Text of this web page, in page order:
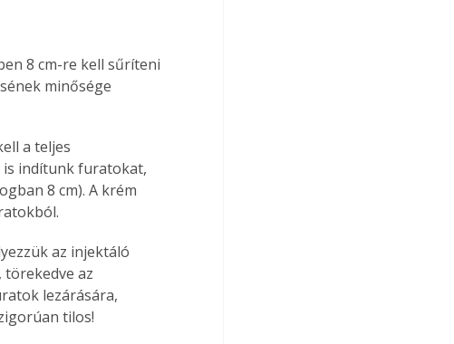
8 cm-re kell sűríteni
minősége
a teljes
is indítunk furatokat,
8 cm). A krém
az injektáló
az
lezárására,
tilos!